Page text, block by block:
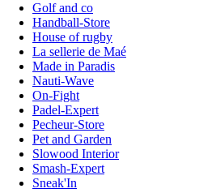
Golf and co
Handball-Store
House of rugby
La sellerie de Maé
Made in Paradis
Nauti-Wave
On-Fight
Padel-Expert
Pecheur-Store
Pet and Garden
Slowood Interior
Smash-Expert
Sneak'In